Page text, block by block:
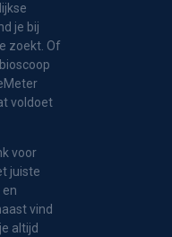
je bij
zoekt. Of
voldoet
voor
juiste
vind
altijd